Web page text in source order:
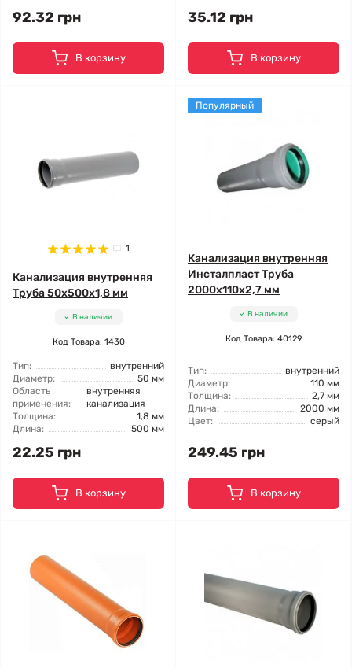
92.32 грн
В корзину
35.12 грн
В корзину
1
Канализация внутренняя
Труба 50x500x1,8 мм
В наличии
Код Товара: 1430
Тип:
внутренний
Диаметр:
50 мм
Область
применения:
внутренняя
канализация
Толщина:
1,8 мм
Длина:
500 мм
22.25 грн
В корзину
Популярный
Канализация внутренняя
Инсталпласт Труба
2000x110x2,7 мм
В наличии
Код Товара: 40129
Тип:
внутренний
Диаметр:
110 мм
Толщина:
2,7 мм
Длина:
2000 мм
Цвет:
серый
249.45 грн
В корзину